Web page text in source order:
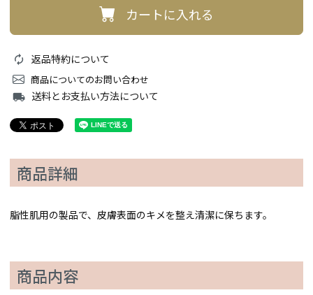
カートに入れる
返品特約について
商品についてのお問い合わせ
local_shipping 送料とお支払い方法について
商品詳細
脂性肌用の製品で、皮膚表面のキメを整え清潔に保ちます。
商品内容